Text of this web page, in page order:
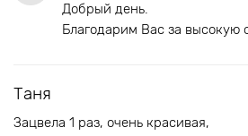
Добрый день.
Благодарим Вас за высокую
Таня
Зацвела 1 раз, очень красивая,